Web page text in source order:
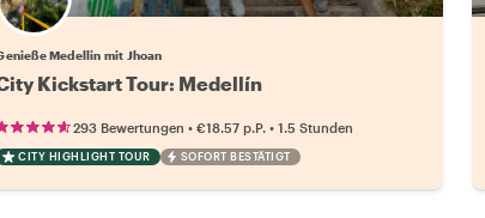
Medellin mit Jhoan
Kickstart Tour: Medellín
293 Bewertungen •€18.57 p.P. •1.5 Stunden
CITY HIGHLIGHT TOUR SOFORT BESTÄTIGT